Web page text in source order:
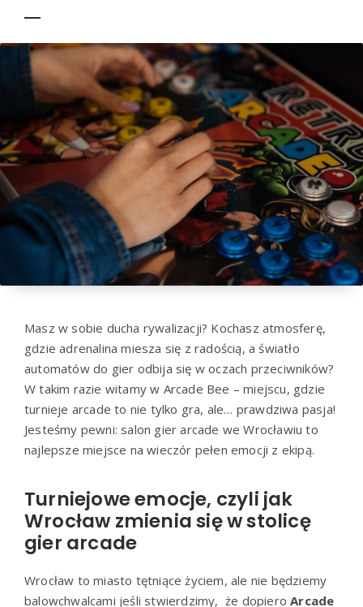
Masz w sobie ducha rywalizacji? Kochasz atmosferę,
gdzie adrenalina miesza się z radością, a światło
automatów do gier odbija się w oczach przeciwników?
W takim razie witamy w Arcade Bee – miejscu, gdzie
turnieje arcade to nie tylko gra, ale… prawdziwa pasja!
Jesteśmy pewni: salon gier arcade we Wrocławiu to
najlepsze miejsce na wieczór pełen emocji z ekipą.
Turniejowe emocje, czyli jak
Wrocław zmienia się w stolicę
gier arcade
Wrocław to miasto tętniące życiem, ale nie będziemy
balowchwalcami jeśli stwierdzimy, że dopieroArcade